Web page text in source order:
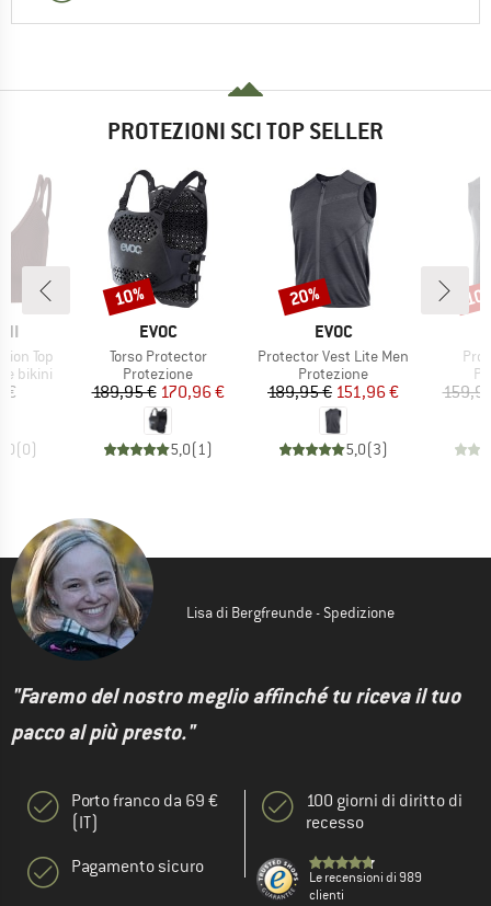
PROTEZIONI SCI TOP SELLER
Top
bikini
€
(0)
MARCHIO
EVOC
Articolo
Torso Protector
Gruppo di prodotti
Protezione
Prezzo
189,95 €Prezzo ridotto
170,96 €
5,0(1)
Sconto
10%
MARCHIO
EVOC
Articolo
Protector Vest Lite Men
Gruppo di prodotti
Protezione
Prezzo
189,95 €Prezzo ridotto
151,96 €
5,0(3)
Sconto
20%
Lisa di Bergfreunde - Spedizione
"Faremo del nostro meglio affinché tu riceva il tuo
pacco al più presto."
Porto franco da 69 €
(IT)
Pagamento sicuro
100 giorni di diritto di
recesso
Le recensioni di 989
clienti